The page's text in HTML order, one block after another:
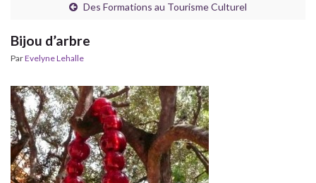
Des Formations au Tourisme Culturel
Bijou d’arbre
ParEvelyne Lehalle